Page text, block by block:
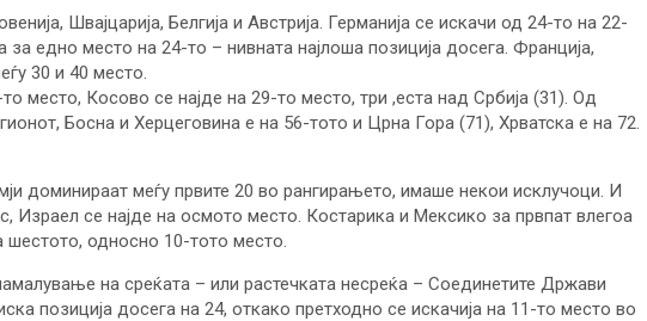
Швајцарија, Белгија и Австрија. Германија се искачи од 24-то на 22-
едно место на 24-то – нивната најлоша позиција досега. Франција,
30 и 40 место.
место, Косово се најде на 29-то место, три ,еста над Србија (31). Од
Босна и Херцеговина е на 56-тото и Црна Гора (71), Хрватска е на 72.
доминираат меѓу првите 20 во рангирањето, имаше некои исклучоци. И
Израел се најде на осмото место. Костарика и Мексико за првпат влегоа
шестото, односно 10-тото место.
на среќата – или растечката несреќа – Соединетите Држави
позиција досега на 24, откако претходно се искачија на 11-то место во